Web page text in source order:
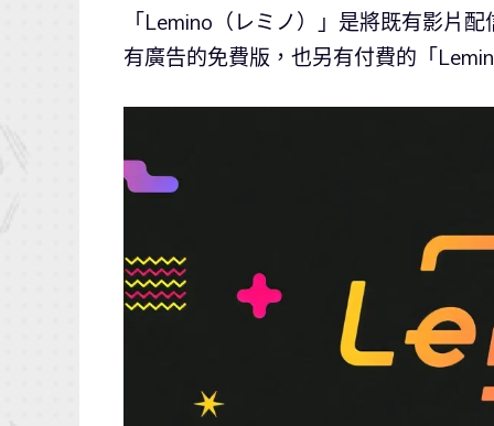
「Lemino（レミノ）」是將既有影片
有廣告的免費版，也另有付費的「